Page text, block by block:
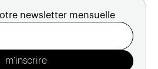
newsletter mensuelle